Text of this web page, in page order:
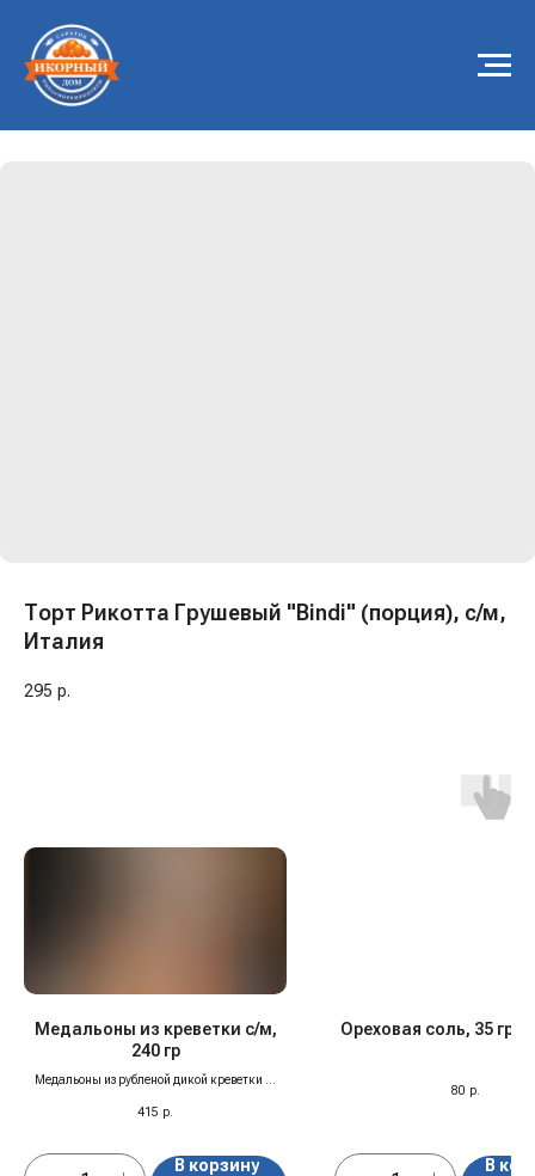
Торт Рикотта Грушевый "Bindi" (порция), с/м,
Италия
295 р.
Медальоны из креветки с/м,
240 гр
Медальоны из рубленой дикой креветки —
415 р.
В корзину
Ореховая соль, 35 гр,
80 р.
В